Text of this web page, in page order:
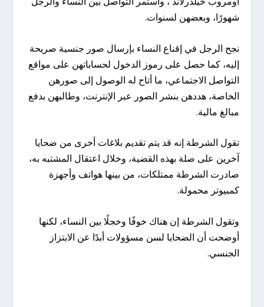
شهورًا، وبعضهن لسنوات.
نجح الرجل في إقناع النساء بإرسال صور جنسية صريحة
إليه، كما حصل على رموز الدخول لحساباتهن على مواقع
التواصل الاجتماعي، ما أتاح له الوصول إلى صورهن
الخاصة، هددهن بنشر الصور عبر الإنترنت، وطالبهن بدفع
مبالغ مالية.
تقول الشرطة إنه قد يتم تقديم بلاغات أخرى من ضحايا
آخرين على صلة بهذه القضية، وخلال اعتقال المشتبه به،
صادرت الشرطة ممتلكات، من بينها هواتف وأجهزة
كمبيوتر محمولة.
وتقول الشرطة إن هناك خوفًا وخجلًا بين النساء، لكنها
أوضحت أن الضحايا لسن مسؤولات أبدًا عن الابتزاز
الجنسي.